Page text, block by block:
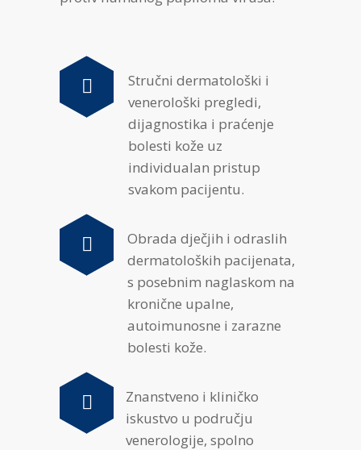
Stručni dermatološki i
venerološki pregledi,
dijagnostika i praćenje
bolesti kože uz
individualan pristup
svakom pacijentu.
Obrada dječjih i odraslih
dermatoloških pacijenata,
s posebnim naglaskom na
kronične upalne,
autoimunosne i zarazne
bolesti kože.
Znanstveno i kliničko
iskustvo u području
venerologije, spolno